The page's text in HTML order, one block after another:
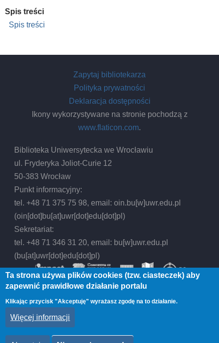
Spis treści
Spis treści
Zapytaj bibliotekarza
Polityka prywatności
Deklaracja dostępności
Ikony wykorzystywane na stronie pochodzą z
www.flaticon.com.
Biblioteka Uniwersytecka we Wrocławiu
ul. Fryderyka Joliot-Curie 12
50-383 Wrocław
Punkt informacyjny:
tel. +48 71 375 75 98, email:oin.bu[w]uwr.edu.pl
(oin[dot]bu[at]uwr[dot]edu[dot]pl)
Sekretariat:
tel. +48 71 346 31 20, email: bu[w]uwr.edu.pl
(bu[at]uwr[dot]edu[dot]pl)
© 2026 Biblioteka Uniwersytecka we Wrocławiu,
All rights reserved.
Ta strona używa plików cookies (tzw. ciasteczek) aby
zapewnić prawidłowe działanie portalu
Klikając przycisk "Akceptuję" wyrażasz zgodę na to działanie.
Więcej informacji